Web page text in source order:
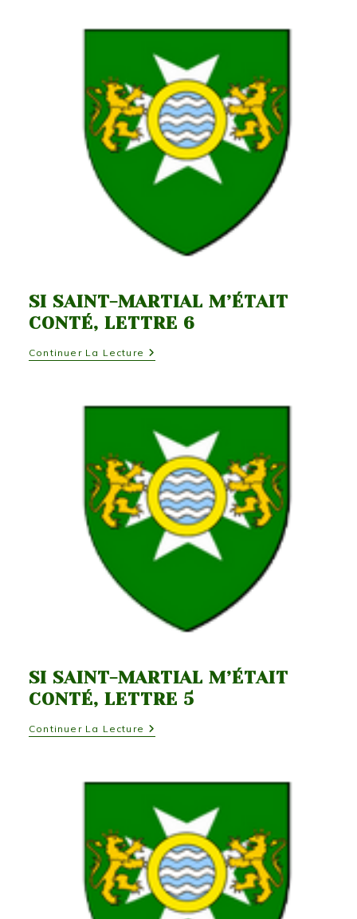
Conté,
SI SAINT-MARTIAL M’ÉTAIT
CONTÉ, LETTRE 6
Continuer La Lecture Si
Saint-
Conté,
SI SAINT-MARTIAL M’ÉTAIT
CONTÉ, LETTRE 5
Continuer La Lecture Si
Conté,